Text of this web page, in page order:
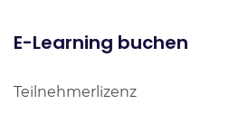
E-Learning buchen
Teilnehmerlizenz